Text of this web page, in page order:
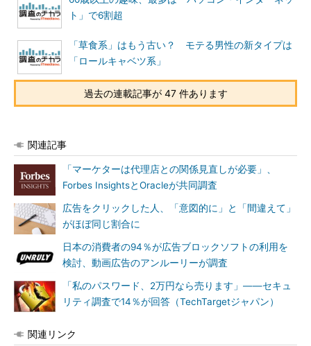
ト」で6割超
「草食系」はもう古い？ モテる男性の新タイプは
「ロールキャベツ系」
過去の連載記事が 47 件あります
関連記事
「マーケターは代理店との関係見直しが必要」、
Forbes InsightsとOracleが共同調査
広告をクリックした人、「意図的に」と「間違えて」
がほぼ同じ割合に
日本の消費者の94％が広告ブロックソフトの利用を
検討、動画広告のアンルーリーが調査
「私のパスワード、2万円なら売ります」――セキュ
リティ調査で14％が回答（TechTargetジャパン）
関連リンク